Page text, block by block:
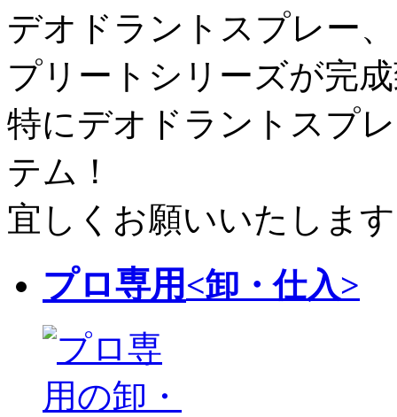
デオドラントスプレー
プリートシリーズが完
特にデオドラントスプ
テム！
宜しくお願いいたしま
プロ専用<卸・仕入>